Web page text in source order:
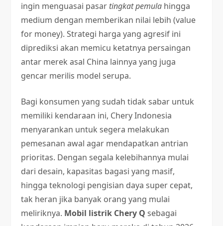
ingin menguasai pasar tingkat pemula hingga
medium dengan memberikan nilai lebih (value
for money). Strategi harga yang agresif ini
diprediksi akan memicu ketatnya persaingan
antar merek asal China lainnya yang juga
gencar merilis model serupa.
Bagi konsumen yang sudah tidak sabar untuk
memiliki kendaraan ini, Chery Indonesia
menyarankan untuk segera melakukan
pemesanan awal agar mendapatkan antrian
prioritas. Dengan segala kelebihannya mulai
dari desain, kapasitas bagasi yang masif,
hingga teknologi pengisian daya super cepat,
tak heran jika banyak orang yang mulai
meliriknya. Mobil listrik Chery Q sebagai